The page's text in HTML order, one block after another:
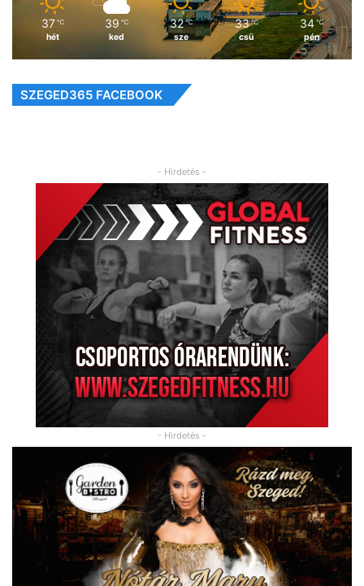
37 ℃
hét
39 ℃
ked
32 ℃
sze
33 ℃
csü
34 ℃
pén
SZEGED365 FACEBOOK
- Hirdetés -
- Hirdetés -